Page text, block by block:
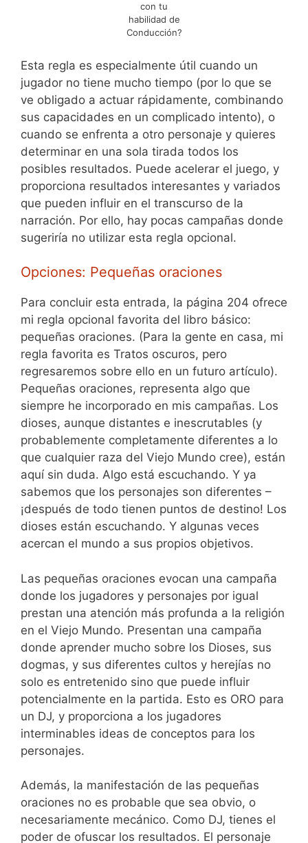
con tu
habilidad de
Conducción?
Esta regla es especialmente útil cuando un
jugador no tiene mucho tiempo (por lo que se
ve obligado a actuar rápidamente, combinando
sus capacidades en un complicado intento), o
cuando se enfrenta a otro personaje y quieres
determinar en una sola tirada todos los
posibles resultados. Puede acelerar el juego, y
proporciona resultados interesantes y variados
que pueden influir en el transcurso de la
narración. Por ello, hay pocas campañas donde
sugeriría no utilizar esta regla opcional.
Opciones: Pequeñas oraciones
Para concluir esta entrada, la página 204 ofrece
mi regla opcional favorita del libro básico:
pequeñas oraciones. (Para la gente en casa, mi
regla favorita es Tratos oscuros, pero
regresaremos sobre ello en un futuro artículo).
Pequeñas oraciones, representa algo que
siempre he incorporado en mis campañas. Los
dioses, aunque distantes e inescrutables (y
probablemente completamente diferentes a lo
que cualquier raza del Viejo Mundo cree), están
aquí sin duda. Algo está escuchando. Y ya
sabemos que los personajes son diferentes –
¡después de todo tienen puntos de destino! Los
dioses están escuchando. Y algunas veces
acercan el mundo a sus propios objetivos.
Las pequeñas oraciones evocan una campaña
donde los jugadores y personajes por igual
prestan una atención más profunda a la religión
en el Viejo Mundo. Presentan una campaña
donde aprender mucho sobre los Dioses, sus
dogmas, y sus diferentes cultos y herejías no
solo es entretenido sino que puede influir
potencialmente en la partida. Esto es ORO para
un DJ, y proporciona a los jugadores
interminables ideas de conceptos para los
personajes.
Además, la manifestación de las pequeñas
oraciones no es probable que sea obvio, o
necesariamente mecánico. Como DJ, tienes el
poder de ofuscar los resultados. El personaje